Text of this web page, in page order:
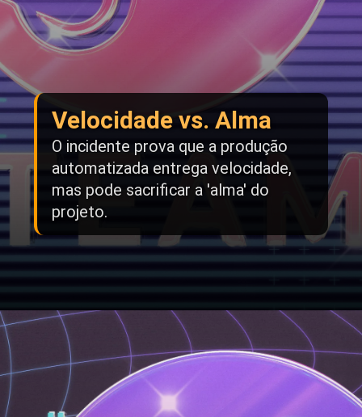
Velocidade vs. Alma
O incidente prova que a produção
automatizada entrega velocidade,
mas pode sacrificar a 'alma' do
projeto.